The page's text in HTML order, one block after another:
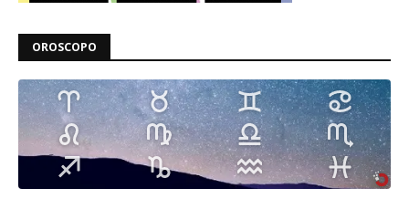
OROSCOPO